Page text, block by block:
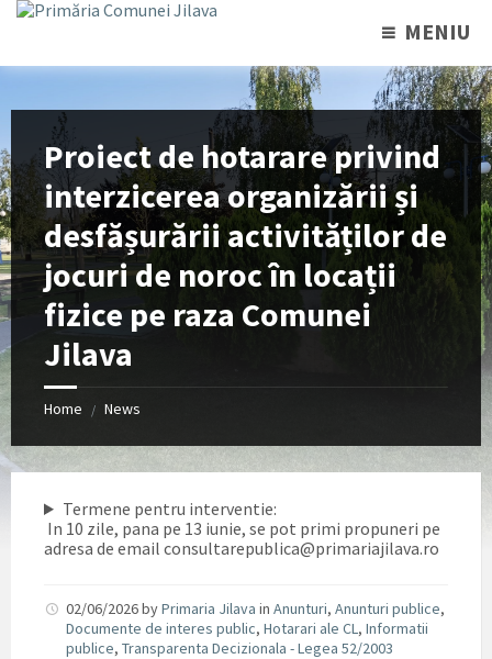
MENIU
Proiect de hotarare privind
interzicerea organizării și
desfășurării activităților de
jocuri de noroc în locații
fizice pe raza Comunei
Jilava
Home / News
Termene pentru interventie:
In 10 zile, pana pe 13 iunie, se pot primi propuneri pe
adresa de email consultarepublica@primariajilava.ro
02/06/2026byPrimaria Jilava in Anunturi, Anunturi publice,
Documente de interes public, Hotarari ale CL, Informatii
publice, Transparenta Decizionala - Legea 52/2003